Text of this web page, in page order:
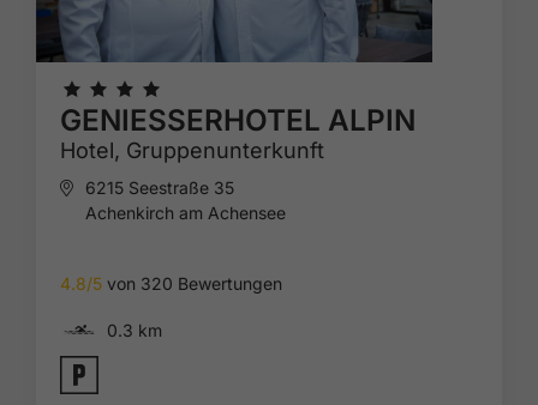
🞙 🞙 🞙 🞙
GENIESSERHOTEL ALPIN
Hotel, Gruppenunterkunft
6215 Seestraße 35
Achenkirch am Achensee
4.8/5 von 320 Bewertungen
🅐 0.3 km
🐈